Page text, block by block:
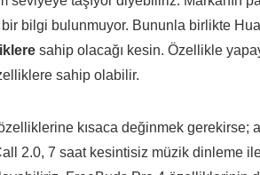
bilgi bulunmuyor. Bununla birlikte
sahip olacağı kesin. Özellikle
sahip olabilir.
kısaca değinmek gerekirse;
2.0, 7 saat kesintisiz müzik dinleme